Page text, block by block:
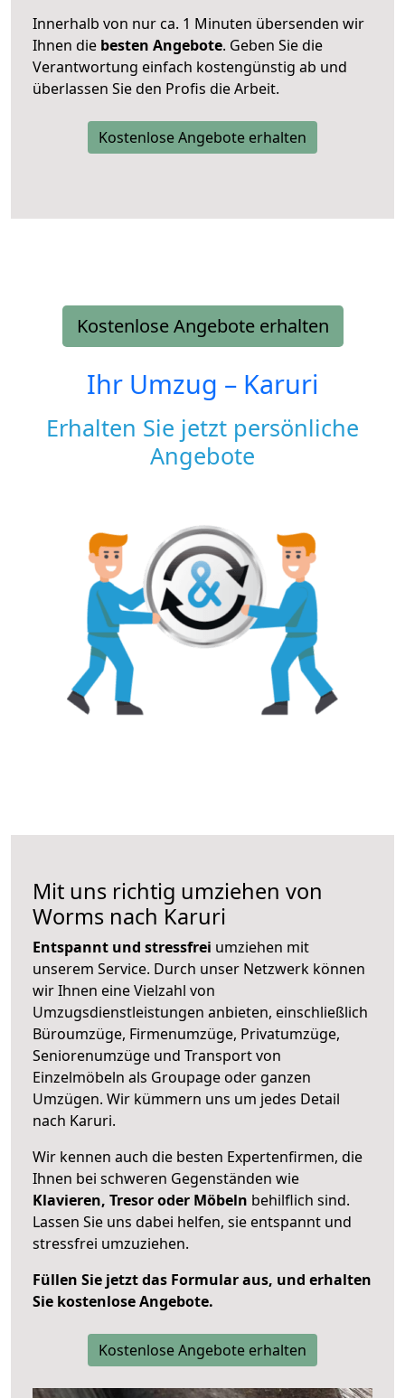
Innerhalb von nur ca. 1 Minuten übersenden wir
Ihnen die besten Angebote. Geben Sie die
Verantwortung einfach kostengünstig ab und
überlassen Sie den Profis die Arbeit.
Kostenlose Angebote erhalten
Kostenlose Angebote erhalten
Ihr Umzug – Karuri
Erhalten Sie jetzt persönliche
Angebote
Mit uns richtig umziehen von
Worms nach Karuri
Entspannt und stressfrei umziehen mit
unserem Service. Durch unser Netzwerk können
wir Ihnen eine Vielzahl von
Umzugsdienstleistungen anbieten, einschließlich
Büroumzüge, Firmenumzüge, Privatumzüge,
Seniorenumzüge und Transport von
Einzelmöbeln als Groupage oder ganzen
Umzügen. Wir kümmern uns um jedes Detail
nach Karuri.
Wir kennen auch die besten Expertenfirmen, die
Ihnen bei schweren Gegenständen wie
Klavieren, Tresor oder Möbeln behilflich sind.
Lassen Sie uns dabei helfen, sie entspannt und
stressfrei umzuziehen.
Füllen Sie jetzt das Formular aus, und erhalten
Sie kostenlose Angebote.
Kostenlose Angebote erhalten